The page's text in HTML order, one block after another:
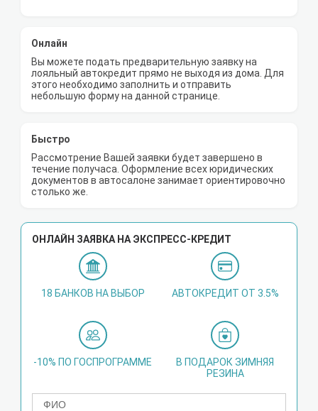
Онлайн
Вы можете подать предварительную заявку на
лояльный автокредит прямо не выходя из дома. Для
этого необходимо заполнить и отправить
небольшую форму на данной странице.
Быстро
Рассмотрение Вашей заявки будет завершено в
течение получаса. Оформление всех юридических
документов в автосалоне занимает ориентировочно
столько же.
ОНЛАЙН ЗАЯВКА НА ЭКСПРЕСС-КРЕДИТ
18 БАНКОВ НА ВЫБОР АВТОКРЕДИТ ОТ 3.5%
-10% ПО ГОСПРОГРАММЕ
В ПОДАРОК ЗИМНЯЯ
РЕЗИНА